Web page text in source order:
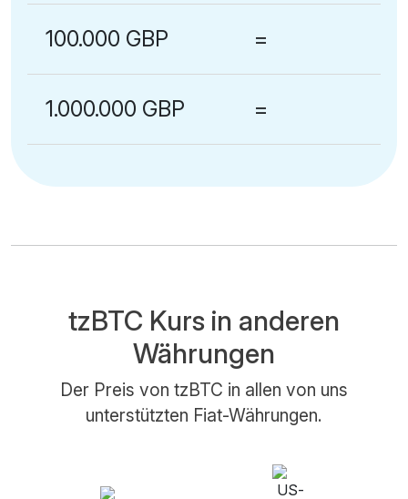
100.000 GBP =
1.000.000 GBP =
tzBTC Kurs in anderen
Währungen
Der Preis von tzBTC in allen von uns
unterstützten Fiat-Währungen.